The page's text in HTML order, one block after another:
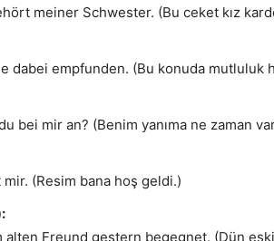
meiner Schwester. (Bu ceket kız
dabei empfunden. (Bu konuda mutluluk
bei mir an? (Benim yanıma ne zaman
(Resim bana hoş geldi.)
Freund gestern begegnet. (Dün eski